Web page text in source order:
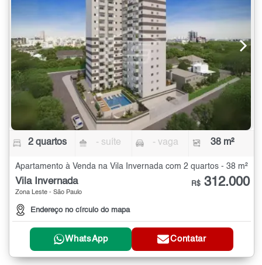
2 quartos - suíte - vaga 38 m²
Apartamento à Venda na Vila Invernada com 2 quartos - 38 m²
Vila Invernada
Zona Leste - São Paulo
Endereço no círculo do mapa
R$ 312.000
WhatsApp Contatar